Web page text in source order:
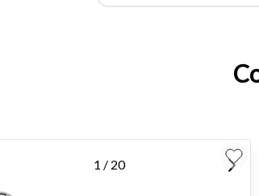
Para
1 / 20